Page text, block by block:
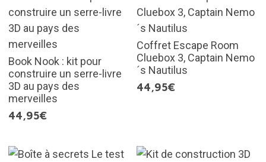
Book Nook : kit pour
construire un serre-livre
3D au pays des
merveilles
44,95€
Coffret Escape Room
Cluebox 3, Captain Nemo
´s Nautilus
44,95€